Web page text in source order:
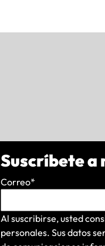
Suscríbete
Correo*
Al suscribirse, usted
personales. Sus datos